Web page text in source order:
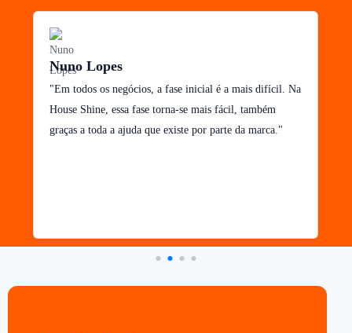
Nuno Lopes
"Em todos os negócios, a fase inicial é a mais difícil. Na
House Shine, essa fase torna-se mais fácil, também
graças a toda a ajuda que existe por parte da marca."